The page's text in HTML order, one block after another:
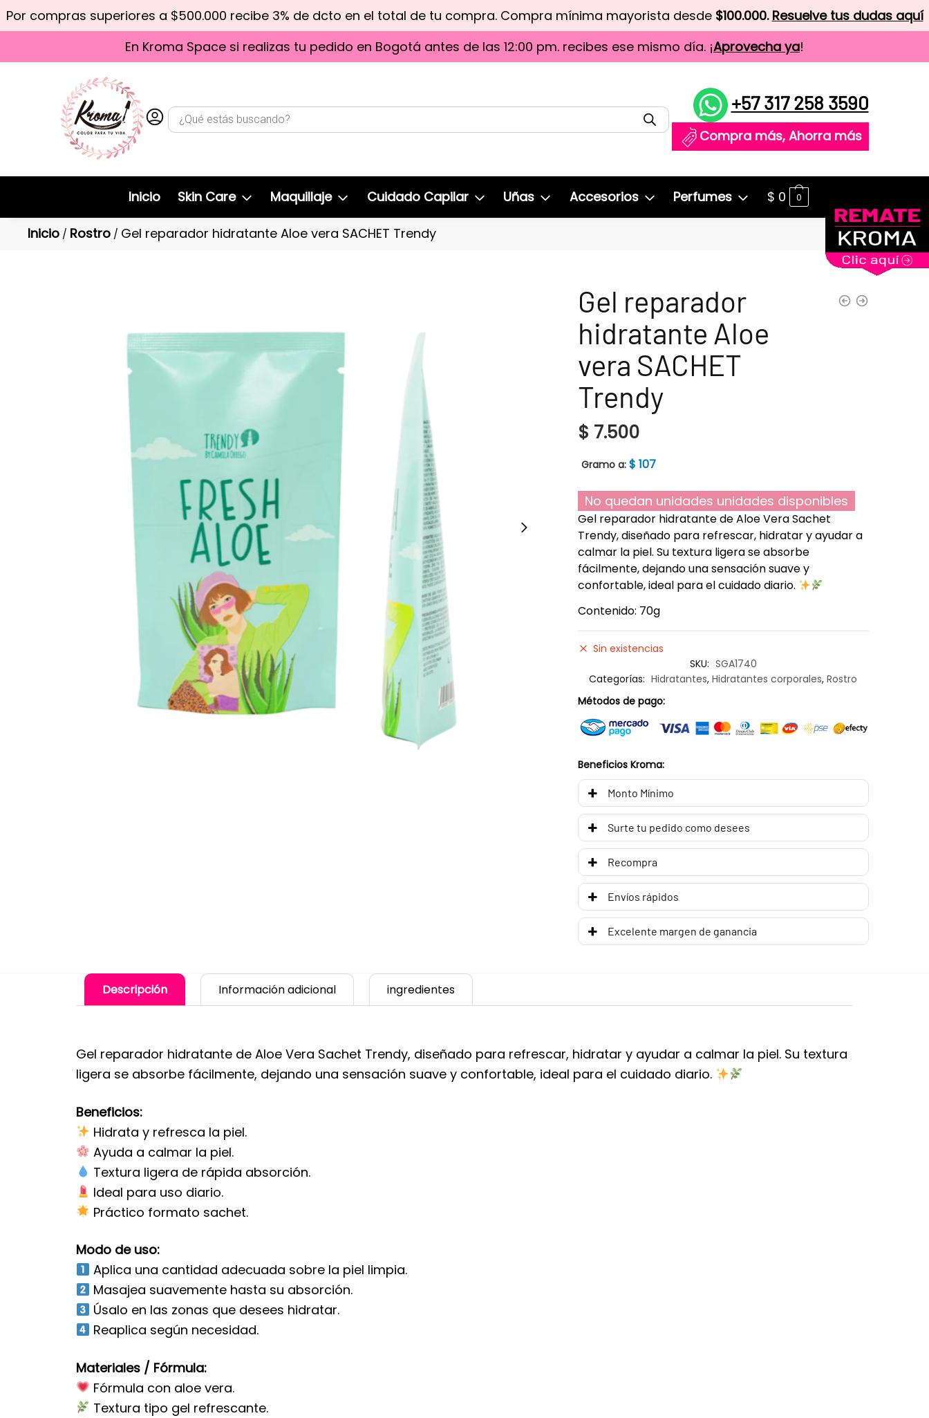
Por compras superiores a $500.000 recibe 3% de dcto en el total de tu compra. Compra mínima mayorista desde $100.000. Resuelve tus dudas aquí
En Kroma Space si realizas tu pedido en Bogotá antes de las 12:00 pm. recibes ese mismo día. ¡Aprovecha ya!
+57 317 258 3590
Compra más, Ahorra más
Inicio Skin Care Maquillaje Cuidado Capilar Uñas Accesorios Perfumes $ 0 0
Inicio / Rostro / Gel reparador hidratante Aloe vera SACHET Trendy
Gel reparador
hidratante Aloe
vera SACHET
Trendy
$ 7.500
Gramo a: $ 107
No quedan unidades unidades disponibles
Gel reparador hidratante de Aloe Vera Sachet
Trendy, diseñado para refrescar, hidratar y ayudar a
calmar la piel. Su textura ligera se absorbe
fácilmente, dejando una sensación suave y
confortable, ideal para el cuidado diario.
Contenido: 70g
Sin existencias
SKU: SGA1740
Categorías: Hidratantes,Hidratantes corporales,Rostro
Métodos de pago:
Beneficios Kroma:
Monto Mínimo
Surte tu pedido como desees
Recompra
Envíos rápidos
Excelente margen de ganancia
Descripción Información adicional ingredientes
Gel reparador hidratante de Aloe Vera Sachet Trendy, diseñado para refrescar, hidratar y ayudar a calmar la piel. Su textura
ligera se absorbe fácilmente, dejando una sensación suave y confortable, ideal para el cuidado diario.
Beneficios:
Hidrata y refresca la piel.
Ayuda a calmar la piel.
Textura ligera de rápida absorción.
Ideal para uso diario.
Práctico formato sachet.
Modo de uso:
Aplica una cantidad adecuada sobre la piel limpia.
Masajea suavemente hasta su absorción.
Úsalo en las zonas que desees hidratar.
Reaplica según necesidad.
Materiales / Fórmula:
Fórmula con aloe vera.
Textura tipo gel refrescante.